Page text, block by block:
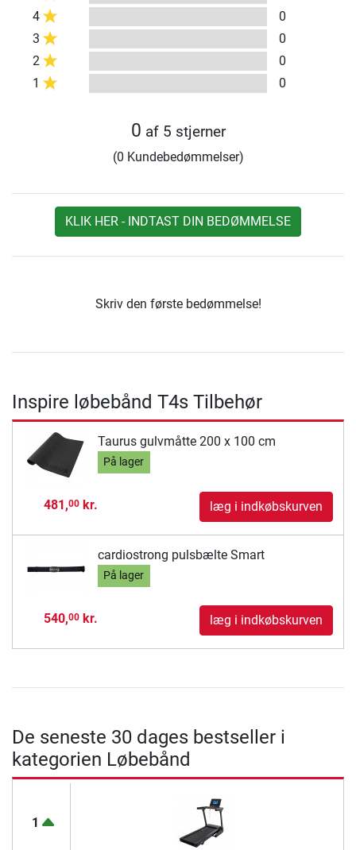
4
0
3
0
2
0
1
0
0 af 5 stjerner
(0 Kundebedømmelser)
KLIK HER - INDTAST DIN BEDØMMELSE
Skriv den første bedømmelse!
Inspire løbebånd T4s Tilbehør
Taurus gulvmåtte 200 x 100 cm
På lager
481,00kr. læg i indkøbskurven
cardiostrong pulsbælte Smart
På lager
540,00kr. læg i indkøbskurven
De seneste 30 dages bestseller i
kategorien Løbebånd
1